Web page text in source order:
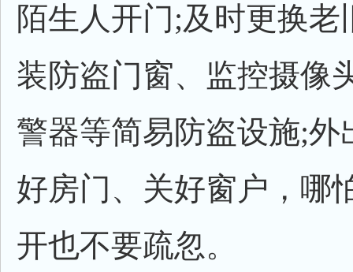
陌生人开门;及时更换老
装防盗门窗、监控摄像
警器等简易防盗设施;外
好房门、关好窗户，哪
开也不要疏忽。